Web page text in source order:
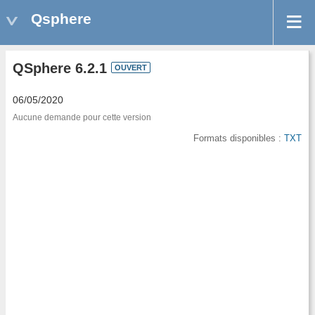
Qsphere
QSphere 6.2.1 OUVERT
06/05/2020
Aucune demande pour cette version
Formats disponibles : TXT